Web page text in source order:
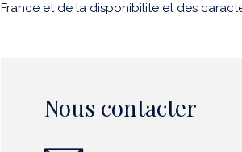
France et de la disponibilité et des
Nous contacter